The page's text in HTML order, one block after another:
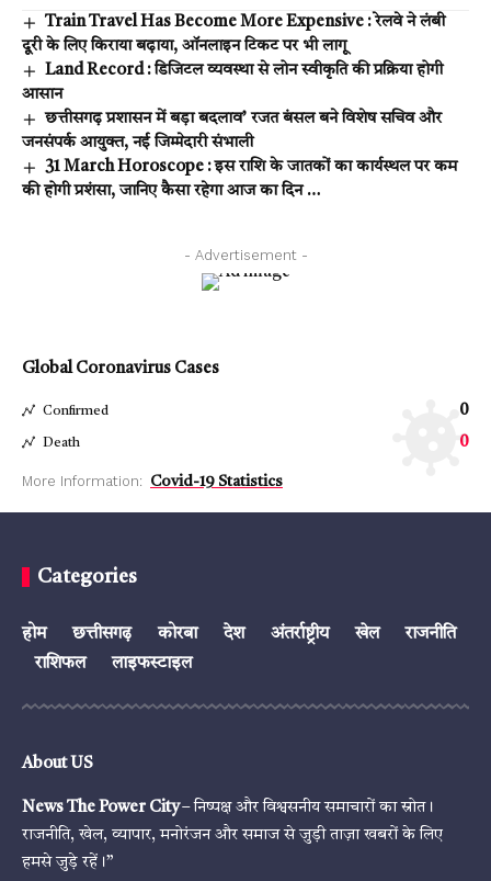
Train Travel Has Become More Expensive : रेलवे ने लंबी
दूरी के लिए किराया बढ़ाया, ऑनलाइन टिकट पर भी लागू
Land Record : डिजिटल व्यवस्था से लोन स्वीकृति की प्रक्रिया होगी
आसान
छत्तीसगढ़ प्रशासन में बड़ा बदलाव’ रजत बंसल बने विशेष सचिव और
जनसंपर्क आयुक्त, नई जिम्मेदारी संभाली
31 March Horoscope : इस राशि के जातकों का कार्यस्थल पर कम
की होगी प्रशंसा, जानिए कैसा रहेगा आज का दिन …
- Advertisement -
Global Coronavirus Cases
Confirmed 0
Death 0
More Information: Covid-19 Statistics
Categories
होम छत्तीसगढ़ कोरबा देश अंतर्राष्ट्रीय खेल
राजनीति
राशिफल
लाइफस्टाइल
About US
News The Power City– निष्पक्ष और विश्वसनीय समाचारों का स्रोत।
राजनीति, खेल, व्यापार, मनोरंजन और समाज से जुड़ी ताज़ा खबरों के लिए
हमसे जुड़े रहें।”